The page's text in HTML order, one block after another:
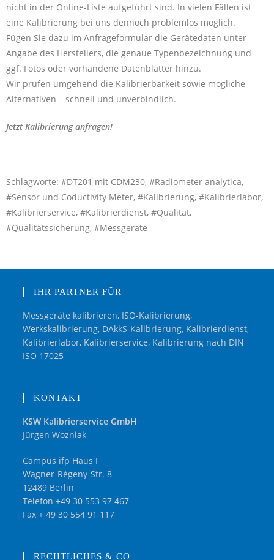
nicht in der Online-Liste aufgeführt sind. In vielen Fällen ist
eine Kalibrierung bei uns dennoch problemlos möglich.
Fügen Sie dazu im Anfrageformular die Gerätedaten unter
Angabe des Herstellers, die genaue Typenbezeichnung und
ggf. Fotos oder vorhandene Datenblätter hinzu.
Wir prüfen umgehend die Kalibrierbarkeit sowie mögliche
Alternativen – schnell und unverbindlich.
Jetzt Kalibrierung anfragen!
Schlagworte: #DT201 mit CDM230, #Radiometer analytica,
#Sensor und Coductivity Meter, #Kalibrierung, #Kalibrierlabor,
#Kalibrierservice, #Kalibrierdienst, #Qualität,
#Qualitätssicherung, #Messgeräte
IHR PARTNER FÜR
Messgeräte kalibrieren, ISO-Kalibrierung,
Werkskalibrierung, DAkkS-Kalibrierung, Kalibrierdienst,
Kalibrierlabor, Kalibrierservice, Kalibrierung nach DIN
ISO 17025
KONTAKT
KSW Kalibrierservice GmbH
Jürgen Wozniak
Campus ifp Haus F
Wagner-Régeny-Str. 8
12489 Berlin
Telefon +49 30 553 97 467
Fax + 49 30 554 91 117
RECHTLICHES & CO